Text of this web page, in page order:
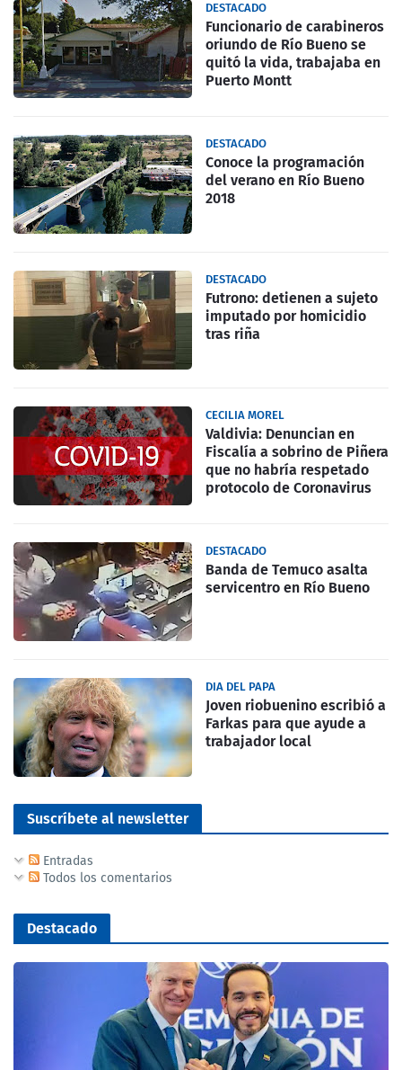
DESTACADO
Funcionario de carabineros
oriundo de Río Bueno se
quitó la vida, trabajaba en
Puerto Montt
DESTACADO
Conoce la programación
del verano en Río Bueno
2018
DESTACADO
Futrono: detienen a sujeto
imputado por homicidio
tras riña
CECILIA MOREL
Valdivia: Denuncian en
Fiscalía a sobrino de Piñera
que no habría respetado
protocolo de Coronavirus
DESTACADO
Banda de Temuco asalta
servicentro en Río Bueno
DIA DEL PAPA
Joven riobuenino escribió a
Farkas para que ayude a
trabajador local
Suscríbete al newsletter
Entradas
Todos los comentarios
Destacado